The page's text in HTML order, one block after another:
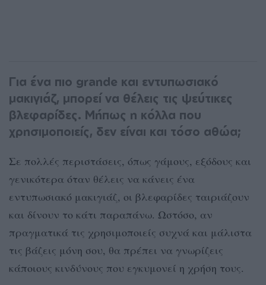
Για ένα πιο grande και εντυπωσιακό
μακιγιάζ, μπορεί να θέλεις τις ψεύτικες
βλεφαρίδες. Μήπως η κόλλα που
χρησιμοποιείς, δεν είναι και τόσο αθώα;
Σε πολλές περιστάσεις, όπως γάμους, εξόδους και
γενικότερα όταν θέλεις να κάνεις ένα
εντυπωσιακό μακιγιάζ, οι βλεφαρίδες ταιριάζουν
και δίνουν το κάτι παραπάνω. Ωστόσο, αν
πραγματικά τις χρησιμοποιείς συχνά και μάλιστα
τις βάζεις μόνη σου, θα πρέπει να γνωρίζεις
κάποιους κινδύνους που εγκυμονεί η χρήση τους.